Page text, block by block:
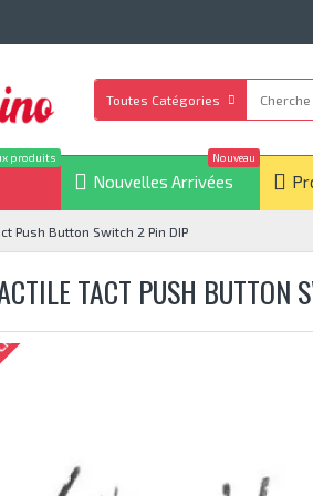
Toutes Catégories
produits
Nouvelles Arrivées
Nouveau
Push Button Switch 2 Pin DIP
TACT PUSH BUTTON